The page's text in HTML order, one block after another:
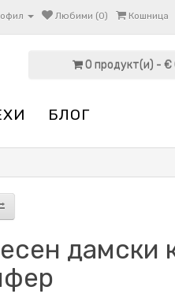
Любими (0) Кошница
0 продукт(и) - €
БЛОГ
дамски